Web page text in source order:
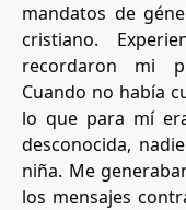
mandatos de
cristiano.
recordaron mi
Cuando no había
lo que para mí
desconocida,
niña. Me
los mensajes